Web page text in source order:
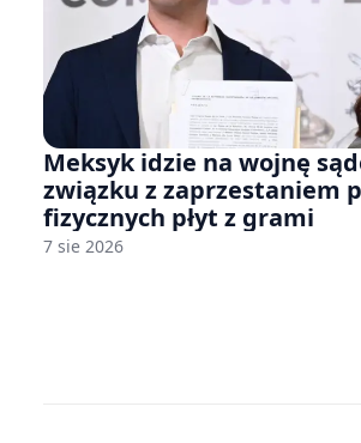
Meksyk idzie na wojnę
związku z zaprzestaniem
fizycznych płyt z grami
7 sie 2026